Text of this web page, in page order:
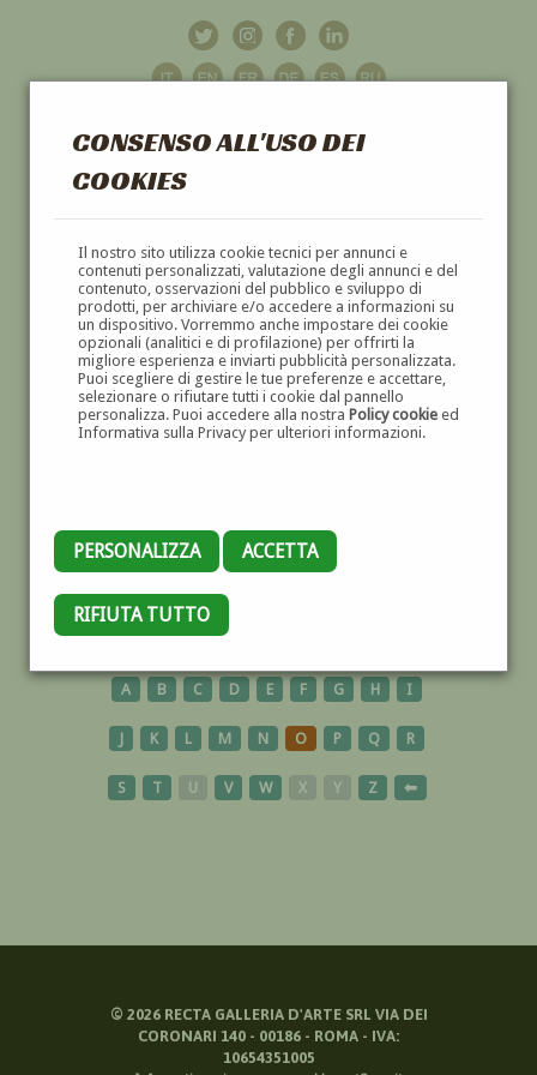
CONSENSO ALL'USO DEI
COOKIES
Il nostro sito utilizza cookie tecnici per annunci e
contenuti personalizzati, valutazione degli annunci e del
contenuto, osservazioni del pubblico e sviluppo di
prodotti, per archiviare e/o accedere a informazioni su
un dispositivo. Vorremmo anche impostare dei cookie
opzionali (analitici e di profilazione) per offrirti la
migliore esperienza e inviarti pubblicità personalizzata.
Puoi scegliere di gestire le tue preferenze e accettare,
selezionare o rifiutare tutti i cookie dal pannello
personalizza. Puoi accedere alla nostra Policy cookieed
Informativa sulla Privacy per ulteriori informazioni.
PERSONALIZZA ACCETTA
RIFIUTA TUTTO
GALLERIAD'ARTE
DIPINTI E SCULTURE '800 E '900
ORIENTALISTA
A B C D E F G H I
J K L M N O P Q R
S T U V W X Y Z ⬅
© 2026RECTA GALLERIA D'ARTE SRL VIA DEI
CORONARI 140 - 00186 - ROMA - IVA:
10654351005